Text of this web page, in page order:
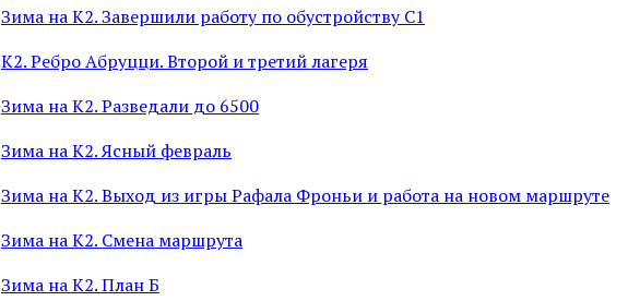
Зима на К2. Завершили работу по обустройству С1
К2. Ребро Абруцци. Второй и третий лагеря
Зима на К2. Разведали до 6500
Зима на К2. Ясный февраль
Зима на К2. Выход из игры Рафала Фроньи и работа на новом маршруте
Зима на К2. Смена маршрута
Зима на К2. План Б